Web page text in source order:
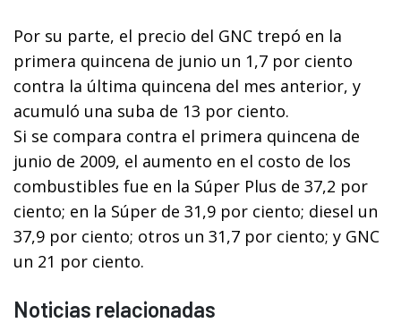
Por su parte, el precio del GNC trepó en la
primera quincena de junio un 1,7 por ciento
contra la última quincena del mes anterior, y
acumuló una suba de 13 por ciento.
Si se compara contra el primera quincena de
junio de 2009, el aumento en el costo de los
combustibles fue en la Súper Plus de 37,2 por
ciento; en la Súper de 31,9 por ciento; diesel un
37,9 por ciento; otros un 31,7 por ciento; y GNC
un 21 por ciento.
Noticias relacionadas